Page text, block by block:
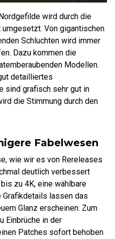
wird durch die
Von gigantischen
Schluchten wird immer
Dazu kommen die
Modellen.
detailliertes
sind grafisch sehr gut in
die Stimmung durch den
Fabelwesen
wie wir es von Rereleases
deutlich verbessert
zu 4K, eine wählbare
lassen das
Glanz erscheinen. Zum
Einbrüche in der
Patches sofort behoben